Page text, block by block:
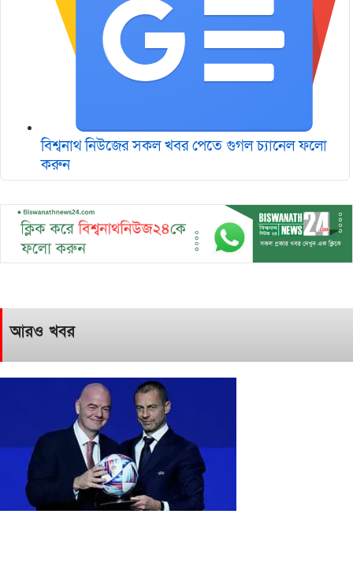
বিশ্বনাথ নিউজের সকল খবর পেতে গুগল চ‌্যানেল ফলো
করুন
আরও খবর